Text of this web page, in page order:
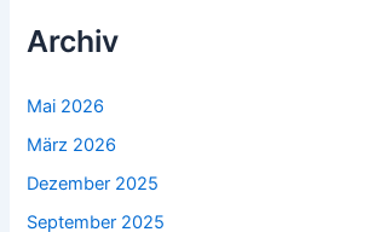
Archiv
Mai 2026
März 2026
Dezember 2025
September 2025